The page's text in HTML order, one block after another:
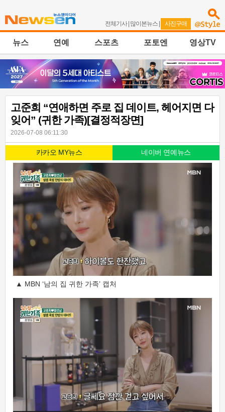
전체기사| 많이본뉴스 | 사진구매
뉴스 연예 스포츠 포토엔 영상TV
고준희 “연애하면 주로 집 데이트, 헤어지면 다
잊어” (귀한 가족)[결정적장면]
2026-07-08 06:11:30
카카오 MY뉴스 네이버 연예뉴스
▲ MBN ‘남의 집 귀한 가족’ 캡처